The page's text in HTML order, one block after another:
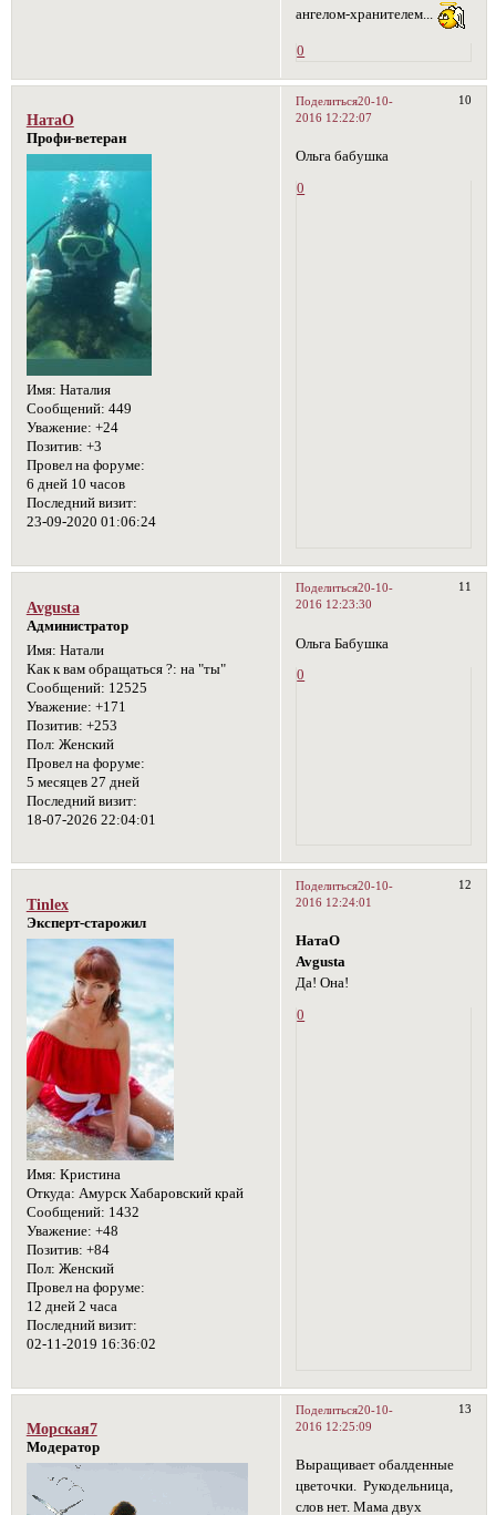
ангелом-хранителем...
0
Поделиться 10
20-10-
2016 12:22:07
НатаО
Профи-ветеран
Имя: Наталия
Сообщений: 449
Уважение: +24
Позитив: +3
Провел на форуме:
6 дней 10 часов
Последний визит:
23-09-2020 01:06:24
Ольга бабушка
0
Поделиться 11
20-10-
2016 12:23:30
Avgusta
Администратор
Имя: Натали
Как к вам обращаться ?: на "ты"
Сообщений: 12525
Уважение: +171
Позитив: +253
Пол: Женский
Провел на форуме:
5 месяцев 27 дней
Последний визит:
18-07-2026 22:04:01
Ольга Бабушка
0
Поделиться 12
20-10-
2016 12:24:01
Tinlex
Эксперт-старожил
Имя: Кристина
Откуда: Амурск Хабаровский край
Сообщений: 1432
Уважение: +48
Позитив: +84
Пол: Женский
Провел на форуме:
12 дней 2 часа
Последний визит:
02-11-2019 16:36:02
НатаО
Avgusta
Да! Она!
0
Поделиться 13
20-10-
2016 12:25:09
Морская7
Модератор
Выращивает обалденные
цветочки. Рукодельница,
слов нет. Мама двух